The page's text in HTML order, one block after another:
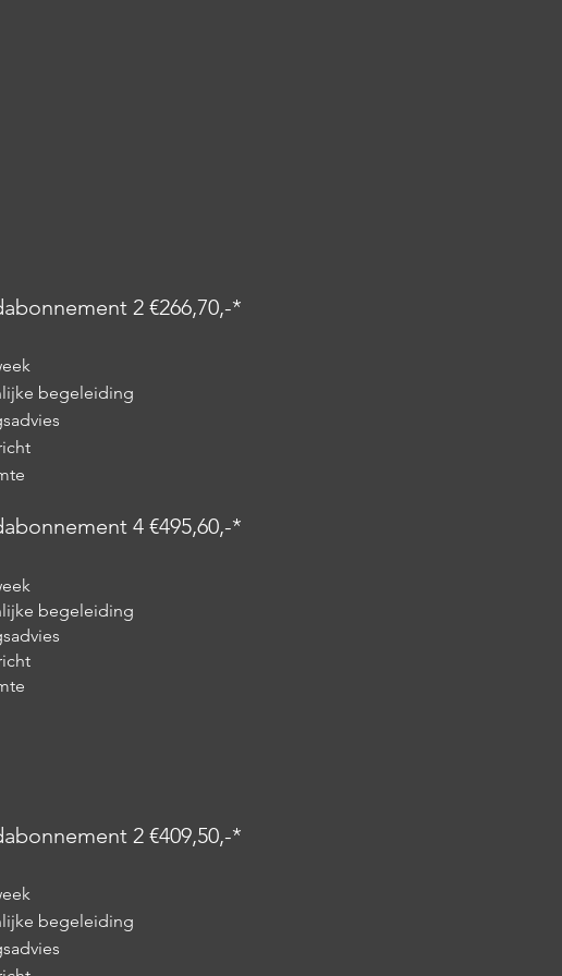
2 €266,70,-*
begeleiding
4 €495,60,-*
begeleiding
2 €409,50,-*
begeleiding